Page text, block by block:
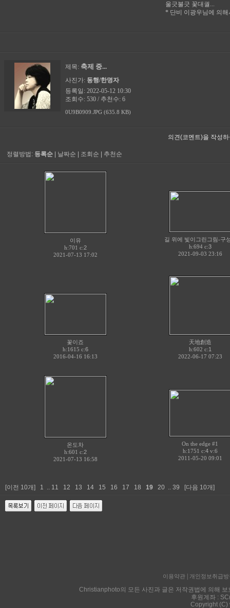
울긋불긋 꽃대궐...
* 단비 이광우님에 의해
제목: 축제 중...
사진가: 동행/한명자
등록일: 2022-05-12 10:30
조회수: 530 / 추천수: 6
0U9B0909.JPG (635.8 KB)
의견(코멘트)을 작성
정렬방법: 등록순 날짜순 조회순 추천순
이유
h:701 c:2
2021-07-13 17:02
길 위에 빛이그린그림-구
h:694 c:3
2021-09-03 23:16
꽃이죠
h:1615 c:6
2016-04-16 16:13
天地創造
h:602 c:1
2022-06-17 07:23
온도차
h:601 c:2
2021-07-13 16:58
On the edge #1
h:1751 c:4v:6
2011-05-20 09:01
[이전 10개] 1 .. 11 12 13 14 15 16 17 18 19 20 .. 39 [다음 10개]
이용약관 개인정보취급방
Christianphoto의 모든 사진과 글은 저작권법에 의해
후원계좌 :
Copyright (C)